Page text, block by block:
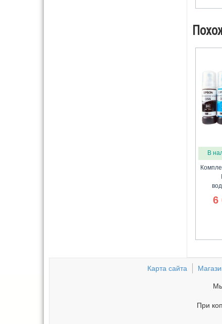
В
6
Карта сайта
При